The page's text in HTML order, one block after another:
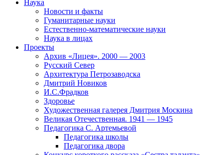
Наука
Новости и факты
Гуманитарные науки
Естественно-математические науки
Наука в лицах
Проекты
Архив «Лицея». 2000 — 2003
Русский Север
Архитектура Петрозаводска
Дмитрий Новиков
И.С.Фрадков
Здоровье
Художественная галерея Дмитрия Москина
Великая Отечественная. 1941 — 1945
Педагогика С. Артемьевой
Педагогика школы
Педагогика двора